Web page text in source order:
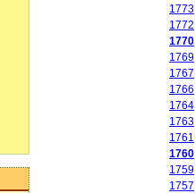
1773
1772
1770
1769
1767
1766
1764
1763
1761
1760
1759
1757